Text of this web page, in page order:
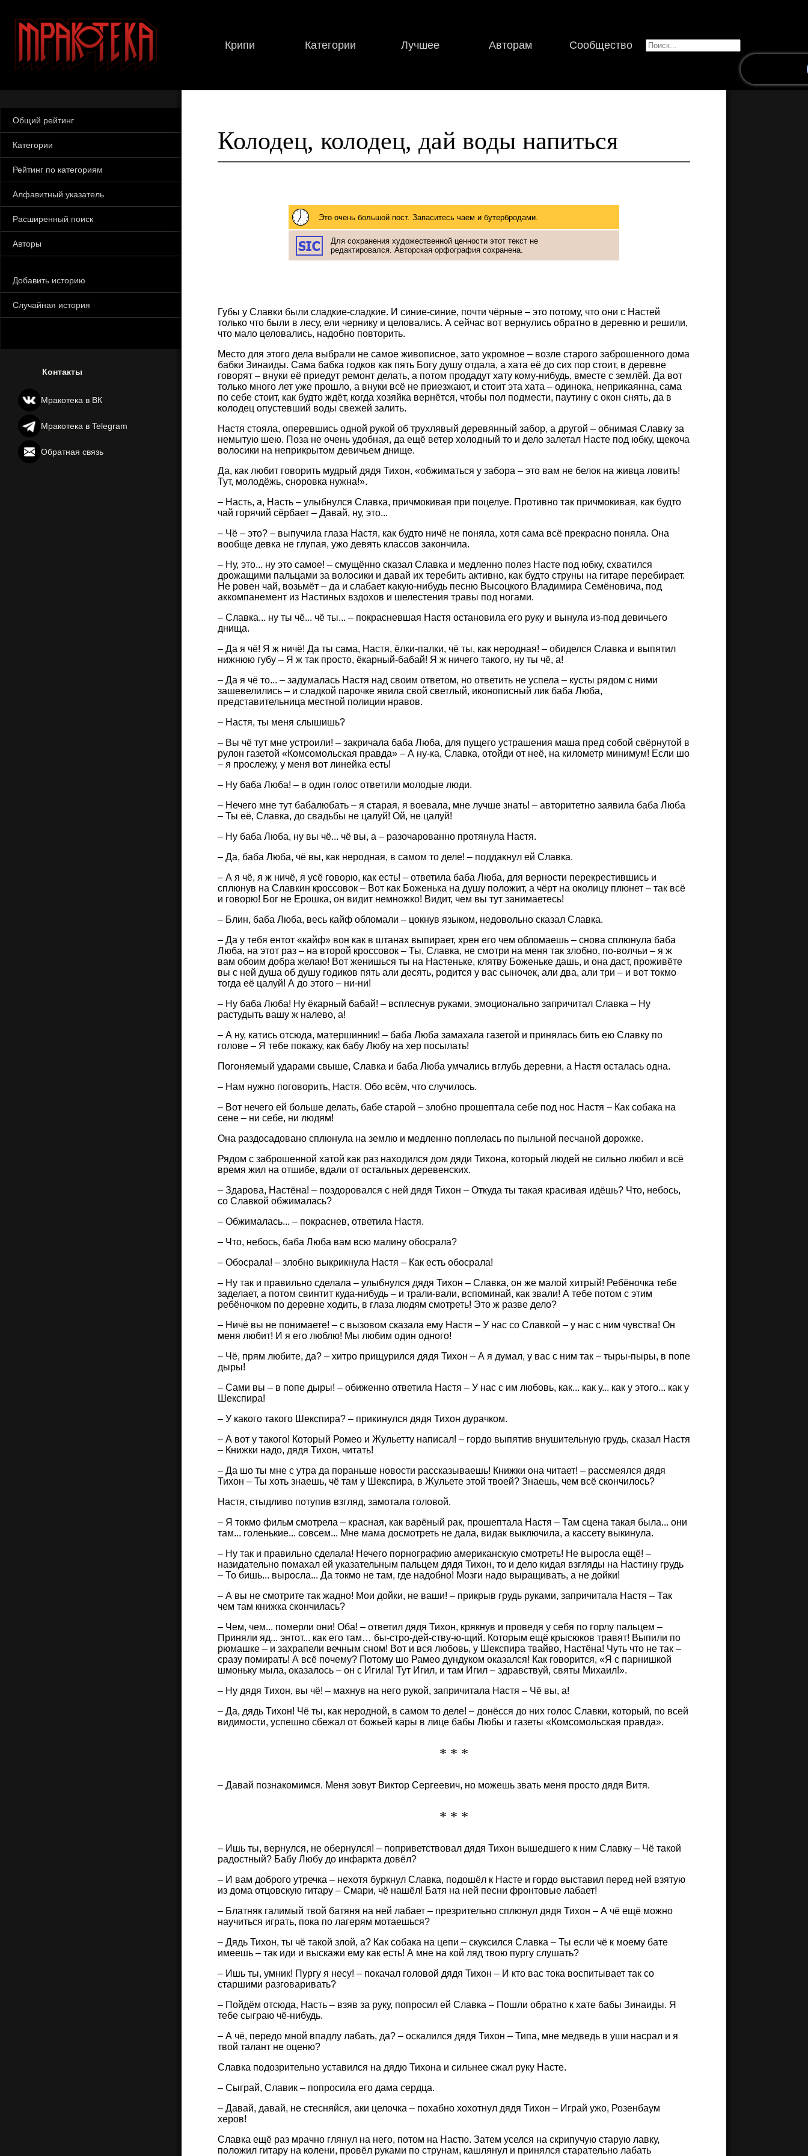
Крипи Категории Лучшее Авторам Сообщество
Общий рейтинг
Категории
Рейтинг по категориям
Алфавитный указатель
Расширенный поиск
Авторы
Добавить историю
Случайная история
Контакты
Мракотека в ВК
Мракотека в Telegram
Обратная связь
Колодец, колодец, дай воды напиться
Это очень большой пост. Запаситесь чаем и бутербродами.
Для сохранения художественной ценности этот текст не
редактировался. Авторская орфография сохранена.
Губы у Славки были сладкие-сладкие. И синие-синие, почти чёрные – это потому, что они с Настей
только что были в лесу, ели чернику и целовались. А сейчас вот вернулись обратно в деревню и решили,
что мало целовались, надобно повторить.
Место для этого дела выбрали не самое живописное, зато укромное – возле старого заброшенного дома
бабки Зинаиды. Сама бабка годков как пять Богу душу отдала, а хата её до сих пор стоит, в деревне
говорят – внуки её приедут ремонт делать, а потом продадут хату кому-нибудь, вместе с землёй. Да вот
только много лет уже прошло, а внуки всё не приезжают, и стоит эта хата – одинока, неприкаянна, сама
по себе стоит, как будто ждёт, когда хозяйка вернётся, чтобы пол подмести, паутину с окон снять, да в
колодец опустевший воды свежей залить.
Настя стояла, оперевшись одной рукой об трухлявый деревянный забор, а другой – обнимая Славку за
немытую шею. Поза не очень удобная, да ещё ветер холодный то и дело залетал Насте под юбку, щекоча
волосики на неприкрытом девичьем днище.
Да, как любит говорить мудрый дядя Тихон, «обжиматься у забора – это вам не белок на живца ловить!
Тут, молодёжь, сноровка нужна!».
– Насть, а, Насть – улыбнулся Славка, причмокивая при поцелуе. Противно так причмокивая, как будто
чай горячий сёрбает – Давай, ну, это...
– Чё – это? – выпучила глаза Настя, как будто ничё не поняла, хотя сама всё прекрасно поняла. Она
вообще девка не глупая, ужо девять классов закончила.
– Ну, это... ну это самое! – смущённо сказал Славка и медленно полез Насте под юбку, схватился
дрожащими пальцами за волосики и давай их теребить активно, как будто струны на гитаре перебирает.
Не ровен чай, возьмёт – да и слабает какую-нибудь песню Высоцкого Владимира Семёновича, под
аккомпанемент из Настиных вздохов и шелестения травы под ногами.
– Славка... ну ты чё... чё ты... – покрасневшая Настя остановила его руку и вынула из-под девичьего
днища.
– Да я чё! Я ж ничё! Да ты сама, Настя, ёлки-палки, чё ты, как неродная! – обиделся Славка и выпятил
нижнюю губу – Я ж так просто, ёкарный-бабай! Я ж ничего такого, ну ты чё, а!
– Да я чё то... – задумалась Настя над своим ответом, но ответить не успела – кусты рядом с ними
зашевелились – и сладкой парочке явила свой светлый, иконописный лик баба Люба,
представительница местной полиции нравов.
– Настя, ты меня слышишь?
– Вы чё тут мне устроили! – закричала баба Люба, для пущего устрашения маша пред собой свёрнутой в
рулон газетой «Комсомольская правда» – А ну-ка, Славка, отойди от неё, на километр минимум! Если шо
– я прослежу, у меня вот линейка есть!
– Ну баба Люба! – в один голос ответили молодые люди.
– Нечего мне тут бабалюбать – я старая, я воевала, мне лучше знать! – авторитетно заявила баба Люба
– Ты её, Славка, до свадьбы не цалуй! Ой, не цалуй!
– Ну баба Люба, ну вы чё... чё вы, а – разочарованно протянула Настя.
– Да, баба Люба, чё вы, как неродная, в самом то деле! – поддакнул ей Славка.
– А я чё, я ж ничё, я усё говорю, как есть! – ответила баба Люба, для верности перекрестившись и
сплюнув на Славкин кроссовок – Вот как Боженька на душу положит, а чёрт на околицу плюнет – так всё
и говорю! Бог не Ерошка, он видит немножко! Видит, чем вы тут занимаетесь!
– Блин, баба Люба, весь кайф обломали – цокнув языком, недовольно сказал Славка.
– Да у тебя ентот «кайф» вон как в штанах выпирает, хрен его чем обломаешь – снова сплюнула баба
Люба, на этот раз – на второй кроссовок – Ты, Славка, не смотри на меня так злобно, по-волчьи – я ж
вам обоим добра желаю! Вот женишься ты на Настеньке, клятву Боженьке дашь, и она даст, проживёте
вы с ней душа об душу годиков пять али десять, родится у вас сыночек, али два, али три – и вот токмо
тогда её цалуй! А до этого – ни-ни!
– Ну баба Люба! Ну ёкарный бабай! – всплеснув руками, эмоционально запричитал Славка – Ну
растудыть вашу ж налево, а!
– А ну, катись отсюда, матершинник! – баба Люба замахала газетой и принялась бить ею Славку по
голове – Я тебе покажу, как бабу Любу на хер посылать!
Погоняемый ударами свыше, Славка и баба Люба умчались вглубь деревни, а Настя осталась одна.
– Нам нужно поговорить, Настя. Обо всём, что случилось.
– Вот нечего ей больше делать, бабе старой – злобно прошептала себе под нос Настя – Как собака на
сене – ни себе, ни людям!
Она раздосадовано сплюнула на землю и медленно поплелась по пыльной песчаной дорожке.
Рядом с заброшенной хатой как раз находился дом дяди Тихона, который людей не сильно любил и всё
время жил на отшибе, вдали от остальных деревенских.
– Здарова, Настёна! – поздоровался с ней дядя Тихон – Откуда ты такая красивая идёшь? Что, небось,
со Славкой обжималась?
– Обжималась... – покраснев, ответила Настя.
– Что, небось, баба Люба вам всю малину обосрала?
– Обосрала! – злобно выкрикнула Настя – Как есть обосрала!
– Ну так и правильно сделала – улыбнулся дядя Тихон – Славка, он же малой хитрый! Ребёночка тебе
заделает, а потом свинтит куда-нибудь – и трали-вали, вспоминай, как звали! А тебе потом с этим
ребёночком по деревне ходить, в глаза людям смотреть! Это ж разве дело?
– Ничё вы не понимаете! – с вызовом сказала ему Настя – У нас со Славкой – у нас с ним чувства! Он
меня любит! И я его люблю! Мы любим один одного!
– Чё, прям любите, да? – хитро прищурился дядя Тихон – А я думал, у вас с ним так – тыры-пыры, в попе
дыры!
– Сами вы – в попе дыры! – обиженно ответила Настя – У нас с им любовь, как... как у... как у этого... как у
Шекспира!
– У какого такого Шекспира? – прикинулся дядя Тихон дурачком.
– А вот у такого! Который Ромео и Жульетту написал! – гордо выпятив внушительную грудь, сказал Настя
– Книжки надо, дядя Тихон, читать!
– Да шо ты мне с утра да пораньше новости рассказываешь! Книжки она читает! – рассмеялся дядя
Тихон – Ты хоть знаешь, чё там у Шекспира, в Жульете этой твоей? Знаешь, чем всё скончилось?
Настя, стыдливо потупив взгляд, замотала головой.
– Я токмо фильм смотрела – красная, как варёный рак, прошептала Настя – Там сцена такая была... они
там... голенькие... совсем... Мне мама досмотреть не дала, видак выключила, а кассету выкинула.
– Ну так и правильно сделала! Нечего порнографию американскую смотреть! Не выросла ещё! –
назидательно помахал ей указательным пальцем дядя Тихон, то и дело кидая взгляды на Настину грудь
– То бишь... выросла... Да токмо не там, где надобно! Мозги надо выращивать, а не дойки!
– А вы не смотрите так жадно! Мои дойки, не ваши! – прикрыв грудь руками, запричитала Настя – Так
чем там книжка скончилась?
– Чем, чем... померли они! Оба! – ответил дядя Тихон, крякнув и проведя у себя по горлу пальцем –
Приняли яд... энтот... как его там… бы-стро-дей-ству-ю-щий. Которым ещё крысюков травят! Выпили по
рюмашке – и захрапели вечным сном! Вот и вся любовь, у Шекспира твайво, Настёна! Чуть что не так –
сразу помирать! А всё почему? Потому шо Рамео дундуком оказался! Как говорится, «Я с парнишкой
шмоньку мыла, оказалось – он с Игила! Тут Игил, и там Игил – здравствуй, святы Михаил!».
– Ну дядя Тихон, вы чё! – махнув на него рукой, запричитала Настя – Чё вы, а!
– Да, дядь Тихон! Чё ты, как неродной, в самом то деле! – донёсся до них голос Славки, который, по всей
видимости, успешно сбежал от божьей кары в лице бабы Любы и газеты «Комсомольская правда».
* * *
– Давай познакомимся. Меня зовут Виктор Сергеевич, но можешь звать меня просто дядя Витя.
* * *
– Ишь ты, вернулся, не обернулся! – поприветствовал дядя Тихон вышедшего к ним Славку – Чё такой
радостный? Бабу Любу до инфаркта довёл?
– И вам доброго утречка – нехотя буркнул Славка, подошёл к Насте и гордо выставил перед ней взятую
из дома отцовскую гитару – Смари, чё нашёл! Батя на ней песни фронтовые лабает!
– Блатняк галимый твой батяня на ней лабает – презрительно сплюнул дядя Тихон – А чё ещё можно
научиться играть, пока по лагерям мотаешься?
– Дядь Тихон, ты чё такой злой, а? Как собака на цепи – скуксился Славка – Ты если чё к моему бате
имеешь – так иди и выскажи ему как есть! А мне на кой ляд твою пургу слушать?
– Ишь ты, умник! Пургу я несу! – покачал головой дядя Тихон – И кто вас тока воспитывает так со
старшими разговаривать?
– Пойдём отсюда, Насть – взяв за руку, попросил ей Славка – Пошли обратно к хате бабы Зинаиды. Я
тебе сыграю чё-нибудь.
– А чё, передо мной впадлу лабать, да? – оскалился дядя Тихон – Типа, мне медведь в уши насрал и я
твой талант не оценю?
Славка подозрительно уставился на дядю Тихона и сильнее сжал руку Насте.
– Сыграй, Славик – попросила его дама сердца.
– Давай, давай, не стесняйся, аки целочка – похабно хохотнул дядя Тихон – Играй ужо, Розенбаум
херов!
Славка ещё раз мрачно глянул на него, потом на Настю. Затем уселся на скрипучую старую лавку,
положил гитару на колени, провёл руками по струнам, кашлянул и принялся старательно лабать